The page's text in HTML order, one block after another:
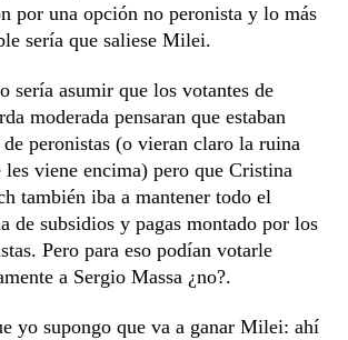
por una opción no peronista y lo más
sería que saliese Milei.
sería asumir que los votantes de
moderada pensaran que estaban
de peronistas (o vieran claro la ruina
les viene encima) pero que Cristina
también iba a mantener todo el
de subsidios y pagas montado por los
Pero para eso podían votarle
a Sergio Massa ¿no?.
yo supongo que va a ganar Milei: ahí